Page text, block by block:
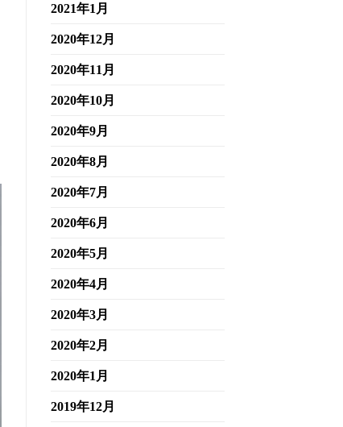
2021年1月
2020年12月
2020年11月
2020年10月
2020年9月
2020年8月
2020年7月
2020年6月
2020年5月
2020年4月
2020年3月
2020年2月
2020年1月
2019年12月